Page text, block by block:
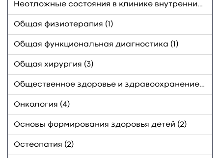
Неотложные состояния в клинике внутренних болезней (8)
Общая физиотерапия (1)
Общая функциональная диагностика (1)
Общая хирургия (3)
Общественное здоровье и здравоохранение, экономика здравоохранения (2)
Онкология (4)
Основы формирования здоровья детей (2)
Остеопатия (2)